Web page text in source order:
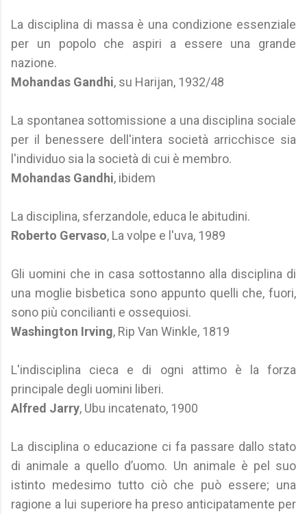
La disciplina di massa è una condizione essenziale
per un popolo che aspiri a essere una grande
nazione.
Mohandas Gandhi, su Harijan, 1932/48
La spontanea sottomissione a una disciplina sociale
per il benessere dell'intera società arricchisce sia
l'individuo sia la società di cui è membro.
Mohandas Gandhi, ibidem
La disciplina, sferzandole, educa le abitudini.
Roberto Gervaso, La volpe e l'uva, 1989
Gli uomini che in casa sottostanno alla disciplina di
una moglie bisbetica sono appunto quelli che, fuori,
sono più concilianti e ossequiosi.
Washington Irving, Rip Van Winkle, 1819
L'indisciplina cieca e di ogni attimo è la forza
principale degli uomini liberi.
Alfred Jarry, Ubu incatenato, 1900
La disciplina o educazione ci fa passare dallo stato
di animale a quello d’uomo. Un animale è pel suo
istinto medesimo tutto ciò che può essere; una
ragione a lui superiore ha preso anticipatamente per